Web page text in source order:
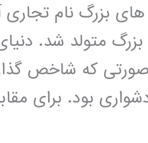
بزرگ نام
متولد شد.
صورتی که شاخص
بود. برای